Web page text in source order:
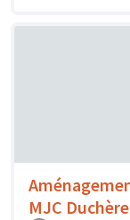
MJC Duchère